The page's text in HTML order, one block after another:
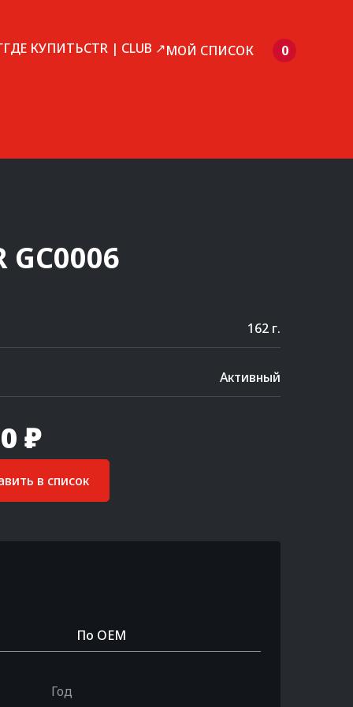
ГДЕ КУПИТЬCTR | CLUB ↗МОЙ СПИСОК 0
GC0006
162 г.
Активный
₽
в список
По OEM
Год